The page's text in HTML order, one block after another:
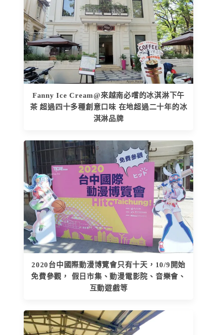
Fanny Ice Cream@來越南必嚐的冰淇淋下午
茶 超過四十多種創意口味 在地超過二十年的冰
淇淋品牌
2020台中國際動漫博覽會只有十天，10/9開始
免費參觀， 假日市集、動漫電影院、音樂會、
互動遊戲等